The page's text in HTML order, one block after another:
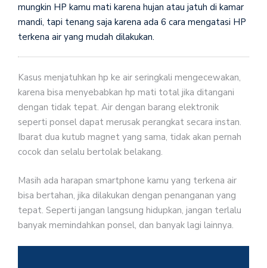
mungkin HP kamu mati karena hujan atau jatuh di kamar
mandi, tapi tenang saja karena ada 6 cara mengatasi HP
terkena air yang mudah dilakukan.
Kasus menjatuhkan hp ke air seringkali mengecewakan,
karena bisa menyebabkan hp mati total jika ditangani
dengan tidak tepat. Air dengan barang elektronik
seperti ponsel dapat merusak perangkat secara instan.
Ibarat dua kutub magnet yang sama, tidak akan pernah
cocok dan selalu bertolak belakang.
Masih ada harapan smartphone kamu yang terkena air
bisa bertahan, jika dilakukan dengan penanganan yang
tepat. Seperti jangan langsung hidupkan, jangan terlalu
banyak memindahkan ponsel, dan banyak lagi lainnya.